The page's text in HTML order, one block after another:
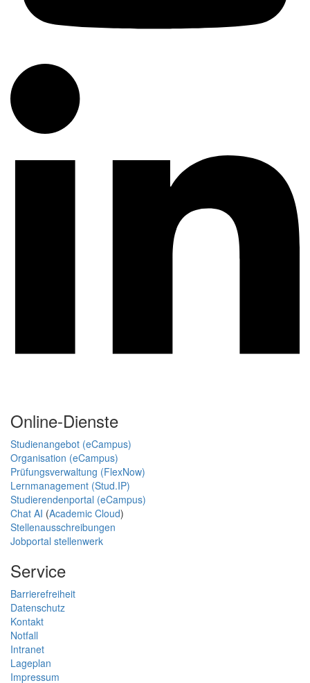
Online-Dienste
Studienangebot (eCampus)
Organisation (eCampus)
Prüfungsverwaltung (FlexNow)
Lernmanagement (Stud.IP)
Studierendenportal (eCampus)
Chat AI (Academic Cloud)
Stellenausschreibungen
Jobportal stellenwerk
Service
Barrierefreiheit
Datenschutz
Kontakt
Notfall
Intranet
Lageplan
Impressum